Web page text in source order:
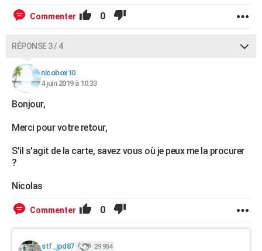
Commenter 0
RÉPONSE 3 / 4
nicobox10
4 juin 2019 à 10:33
Bonjour,
Merci pour votre retour,
S'il s'agit de la carte, savez vous où je peux me la procurer
?
Nicolas
Commenter 0
stf_jpd87 29 904